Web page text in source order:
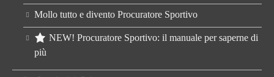
Mollo tutto e divento Procuratore Sportivo
NEW! Procuratore Sportivo: il manuale per saperne di
più